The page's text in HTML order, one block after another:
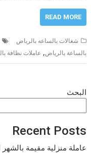
READ MORE
شغالات بالساعه بالرياض
بالساعة بالرياض, عاملات نظافة
البحث
Recent Posts
عاملة منزلية مقيمة بالشهر الرياض